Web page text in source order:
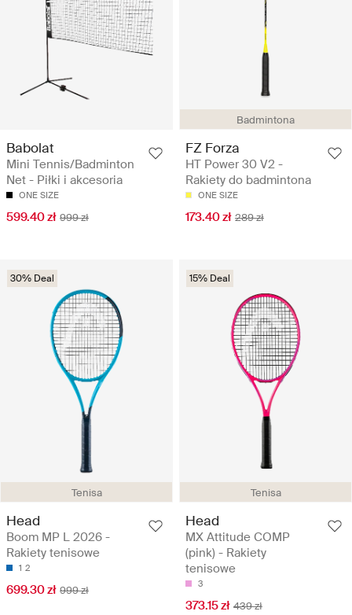
Babolat
Mini Tennis/Badminton
Net - Piłki i akcesoria
ONE SIZE
599.40 zł 999 zł
Badmintona
FZ Forza
HT Power 30 V2 -
Rakiety do badmintona
ONE SIZE
173.40 zł 289 zł
Tenisa
30% Deal
Head
Boom MP L 2026 -
Rakiety tenisowe
1 2
699.30 zł 999 zł
Tenisa
15% Deal
Head
MX Attitude COMP
(pink) - Rakiety
tenisowe
3
373.15 zł 439 zł